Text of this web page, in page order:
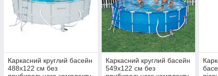
Каркасний круглий басейн
488x122 см без
Каркасний круглий басейн
549x122 см без